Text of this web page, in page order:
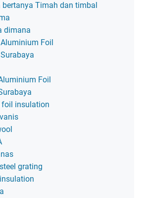
bertanya Timah dan timbal
dimana
Foil
Foil
insulation
grating